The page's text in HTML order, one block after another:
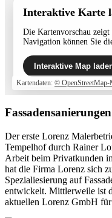
Interaktive Karte
Die Kartenvorschau
Navigation können Sie
Interaktive Map
Kartendaten: ©
Der erste Lorenz
Tempelhof durch Rainer
Arbeit beim Privatkunden
hat die Firma Lorenz sich
Spezialiesierung auf
entwickelt. Mittlerweile ist
aktuellen Lorenz GmbH für